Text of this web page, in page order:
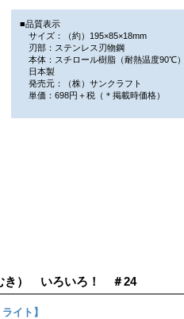
■品質表示
サイズ：（約）195×85×18mm
刃部：ステンレス刃物鋼
本体：スチロール樹脂（耐熱温度90℃
日本製
発売元：（株）サンクラフト
単価：698円＋税（＊掲載時価格）
き） いろいろ！ ＃24
イト 】